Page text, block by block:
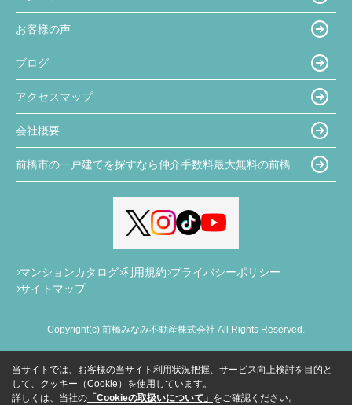
お客様の声
ブログ
アクセスマップ
会社概要
前橋市の一戸建てを探すなら仲介手数料最大無料の前橋
マンションカタログ 利用規約 プライバシーポリシー
サイトマップ
Copyright(c) 前橋みなみ不動産株式会社 All Rights Reserved.
当サイトでは、お客様の当サイト利用状況把握、サービス向上検討を目的と
して、クッキー（Cookie）を使用しています。
詳しくは、当社の 「Cookieの取扱いについて」 をご確認ください。